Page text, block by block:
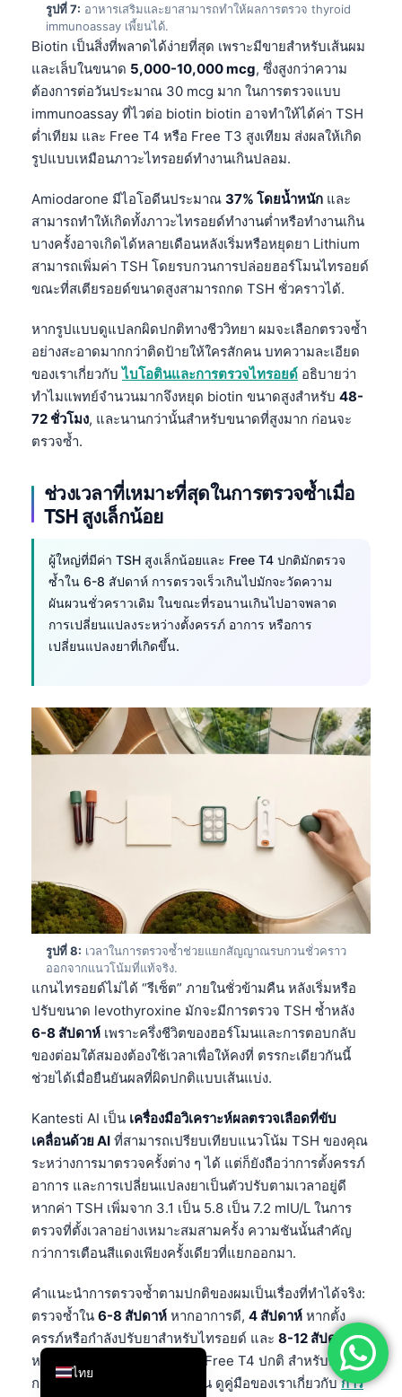
รูปที่ 7: อาหารเสริมและยาสามารถทำให้ผลการตรวจ thyroid
immunoassay เพี้ยนได้.
Biotin เป็นสิ่งที่พลาดได้ง่ายที่สุด เพราะมีขายสำหรับเส้นผม
และเล็บในขนาด 5,000-10,000 mcg, ซึ่งสูงกว่าความ
ต้องการต่อวันประมาณ 30 mcg มาก ในการตรวจแบบ
immunoassay ที่ไวต่อ biotin biotin อาจทำให้ได้ค่า TSH
ต่ำเทียม และ Free T4 หรือ Free T3 สูงเทียม ส่งผลให้เกิด
รูปแบบเหมือนภาวะไทรอยด์ทำงานเกินปลอม.
Amiodarone มีไอโอดีนประมาณ 37% โดยน้ำหนัก และ
สามารถทำให้เกิดทั้งภาวะไทรอยด์ทำงานต่ำหรือทำงานเกิน
บางครั้งอาจเกิดได้หลายเดือนหลังเริ่มหรือหยุดยา Lithium
สามารถเพิ่มค่า TSH โดยรบกวนการปล่อยฮอร์โมนไทรอยด์
ขณะที่สเตียรอยด์ขนาดสูงสามารถกด TSH ชั่วคราวได้.
หากรูปแบบดูแปลกผิดปกติทางชีววิทยา ผมจะเลือกตรวจซ้ำ
อย่างสะอาดมากกว่าติดป้ายให้ใครสักคน บทความละเอียด
ของเราเกี่ยวกับไบโอตินและการตรวจไทรอยด์ อธิบายว่า
ทำไมแพทย์จำนวนมากจึงหยุด biotin ขนาดสูงสำหรับ 48-
72 ชั่วโมง, และนานกว่านั้นสำหรับขนาดที่สูงมาก ก่อนจะ
ตรวจซ้ำ.
ช่วงเวลาที่เหมาะที่สุดในการตรวจซ้ำเมื่อ
TSH สูงเล็กน้อย
ผู้ใหญ่ที่มีค่า TSH สูงเล็กน้อยและ Free T4 ปกติมักตรวจ
ซ้ำใน 6-8 สัปดาห์ การตรวจเร็วเกินไปมักจะวัดความ
ผันผวนชั่วคราวเดิม ในขณะที่รอนานเกินไปอาจพลาด
การเปลี่ยนแปลงระหว่างตั้งครรภ์ อาการ หรือการ
เปลี่ยนแปลงยาที่เกิดขึ้น.
รูปที่ 8: เวลาในการตรวจซ้ำช่วยแยกสัญญาณรบกวนชั่วคราว
ออกจากแนวโน้มที่แท้จริง.
แกนไทรอยด์ไม่ได้ “รีเซ็ต” ภายในชั่วข้ามคืน หลังเริ่มหรือ
ปรับขนาด levothyroxine มักจะมีการตรวจ TSH ซ้ำหลัง
6-8 สัปดาห์ เพราะครึ่งชีวิตของฮอร์โมนและการตอบกลับ
ของต่อมใต้สมองต้องใช้เวลาเพื่อให้คงที่ ตรรกะเดียวกันนี้
ช่วยได้เมื่อยืนยันผลที่ผิดปกติแบบเส้นแบ่ง.
Kantesti AI เป็น เครื่องมือวิเคราะห์ผลตรวจเลือดที่ขับ
เคลื่อนด้วย AI ที่สามารถเปรียบเทียบแนวโน้ม TSH ของคุณ
ระหว่างการมาตรวจครั้งต่าง ๆ ได้ แต่ก็ยังถือว่าการตั้งครรภ์
อาการ และการเปลี่ยนแปลงยาเป็นตัวปรับตามเวลาอยู่ดี
หากค่า TSH เพิ่มจาก 3.1 เป็น 5.8 เป็น 7.2 mIU/L ในการ
ตรวจที่ตั้งเวลาอย่างเหมาะสมสามครั้ง ความชันนั้นสำคัญ
กว่าการเตือนสีแดงเพียงครั้งเดียวที่แยกออกมา.
คำแนะนำการตรวจซ้ำตามปกติของผมเป็นเรื่องที่ทำได้จริง:
ตรวจซ้ำใน 6-8 สัปดาห์ หากอาการดี, 4 สัปดาห์ หากตั้ง
ครรภ์หรือกำลังปรับยาสำหรับไทรอยด์ และ 8-12 สัปดาห์
หลังจากเจ็บป่วยครั้งใหญ่ หาก Free T4 ปกติ สำหรับตรรกะ
การตรวจซ้ำที่ครอบคลุมมากขึ้น ดูคู่มือของเราเกี่ยวกับการ
ไทย
English
Deutsch
Français
עִבְרִית
Italiano
Español
Português
Türkçe
Română
简体中文
فارسی
Български
Dansk
Nederlands
Bahasa Indonesia
Հայերեն
Српски језик
Svenska
Eesti
日本語
Čeština
Русский
Lietuvių kalba
한국어
Slovenščina
Magyar
Shqip
اردو
मराठी
తెలుగు
ગુજરાતી
മലയാളം
Bahasa Melayu
Tiếng Việt
Tagalog